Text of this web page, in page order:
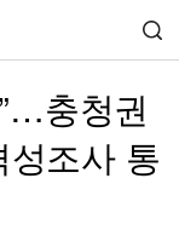
충청권
조사 통